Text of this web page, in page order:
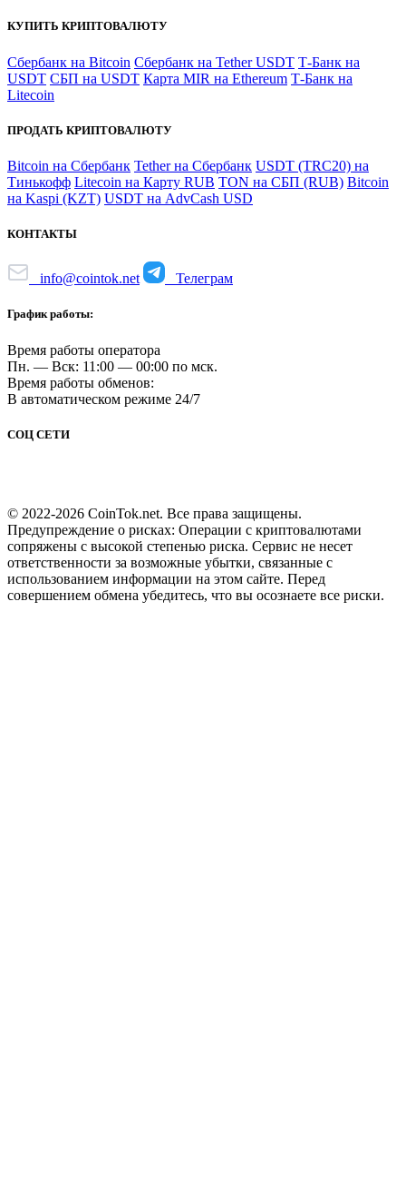
КУПИТЬ КРИПТОВАЛЮТУ
Сбербанк на Bitcoin Сбербанк на Tether USDT Т-Банк на
USDT СБП на USDT Карта MIR на Ethereum Т-Банк на
Litecoin
ПРОДАТЬ КРИПТОВАЛЮТУ
Bitcoin на Сбербанк Tether на Сбербанк USDT (TRC20) на
Тинькофф Litecoin на Карту RUB TON на СБП (RUB) Bitcoin
на Kaspi (KZT) USDT на AdvCash USD
КОНТАКТЫ
info@cointok.net Телеграм
График работы:
Время работы оператора
Пн. — Вск: 11:00 — 00:00 по мск.
Время работы обменов:
В автоматическом режиме 24/7
СОЦ СЕТИ
© 2022-2026 CoinTok.net. Все права защищены.
Предупреждение о рисках: Операции с криптовалютами
сопряжены с высокой степенью риска. Сервис не несет
ответственности за возможные убытки, связанные с
использованием информации на этом сайте. Перед
совершением обмена убедитесь, что вы осознаете все риски.